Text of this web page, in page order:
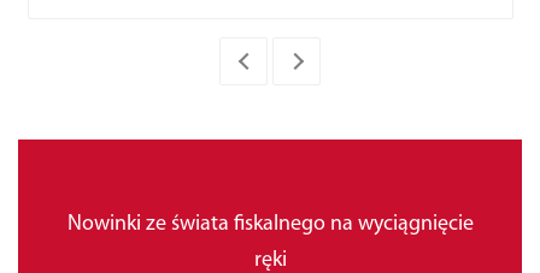
Nowinki ze świata fiskalnego na wyciągnięcie
ręki